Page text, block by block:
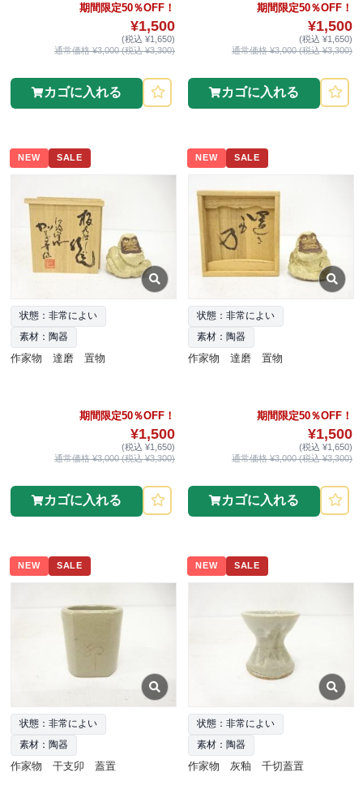
期間限定50％OFF！
¥1,500
(税込 ¥1,650)
通常価格 ¥3,000 (税込 ¥3,300)
カゴに入れる
期間限定50％OFF！
¥1,500
(税込 ¥1,650)
通常価格 ¥3,000 (税込 ¥3,300)
カゴに入れる
NEW SALE
状態：非常によい
素材：陶器
作家物 達磨 置物
期間限定50％OFF！
¥1,500
(税込 ¥1,650)
通常価格 ¥3,000 (税込 ¥3,300)
カゴに入れる
NEW SALE
状態：非常によい
素材：陶器
作家物 達磨 置物
期間限定50％OFF！
¥1,500
(税込 ¥1,650)
通常価格 ¥3,000 (税込 ¥3,300)
カゴに入れる
NEW SALE
状態：非常によい
素材：陶器
作家物 干支卯 蓋置
NEW SALE
状態：非常によい
素材：陶器
作家物 灰釉 千切蓋置